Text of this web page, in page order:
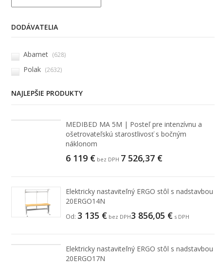
DODÁVATELIA
Abamet (628)
Polak (2632)
NAJLEPŠIE PRODUKTY
MEDIBED MA 5M | Posteľ pre intenzívnu a
ošetrovateľskú starostlivosť s bočným
náklonom
6 119 € bez DPH 7 526,37 €
Elektricky nastaviteľný ERGO stôl s nadstavbou
20ERGO14N
Od: 3 135 € bez DPH3 856,05 € s DPH
Elektricky nastaviteľný ERGO stôl s nadstavbou
20ERGO17N